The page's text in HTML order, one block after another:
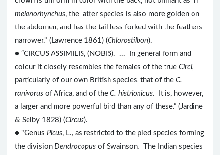
melanorhynchus, the latter species is also more golden on
the abdomen, and has the tail less forked with the feathers
narrower." (Lawrence 1861) (Chlorostilbon).
● “CIRCUS ASSIMILIS, (NOBIS). ... In general form and
colour it closely resembles the females of the true Circi,
particularly of our own British species, that of the C.
ranivorus of Africa, and of the C. histrionicus. It is, however,
a larger and more powerful bird than any of these.” (Jardine
& Selby 1828) (Circus).
● "Genus Picus, L., as restricted to the pied species forming
the division Dendrocopus of Swainson. The Indian species